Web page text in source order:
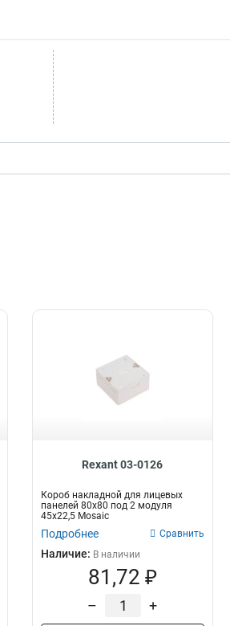
Rexant 03-0126
Короб накладной для лицевых
панелей 80х80 под 2 модуля
45х22,5 Mosaic
Подробнее Сравнить
Наличие: В наличии
81,72 ₽
– +